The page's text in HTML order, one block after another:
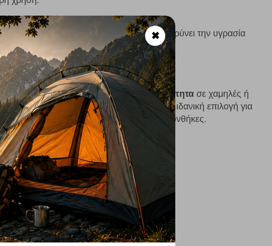
– Αντιβακτηριδιακό, ελαφρύ, απομακρύνει την υγρασία
για θερμομόνωση και ζεστασιά
και αντοχής στη φθορά
για τέλεια εφαρμογή
ορειβασία και κάθε outdoor δραστηριότητα σε χαμηλές ή
Η κάλτσα TRP από τη Lasting είναι ιδανική επιλογή για
απόδοση και προστασία σε απαιτητικές συνθήκες.
από 0 C° έως +30 C°
✖